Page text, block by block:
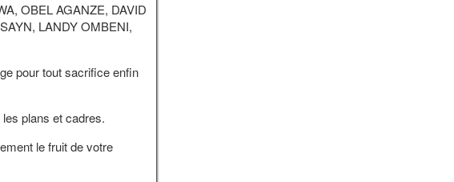
OBEL AGANZE, DAVID
LANDY OMBENI,
pour tout sacrifice enfin
plans et cadres.
le fruit de votre